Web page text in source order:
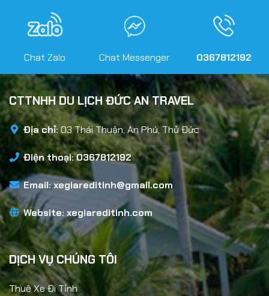
Chat Zalo Chat Messenger 0367812192
CTTNHH DU LỊCH ĐỨC AN TRAVEL
Địa chỉ:03 Thái Thuận, An Phú, Thủ Đức
Điện thoại: 0367812192
Email: xegiareditinh@gmail.com
Website: xegiareditinh.com
DỊCH VỤ CHÚNG TÔI
Thuê Xe Đi Tỉnh